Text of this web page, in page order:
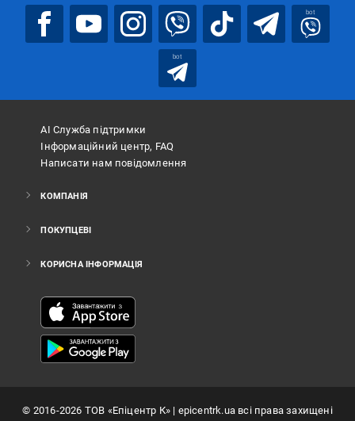
bot
bot
АІ Служба підтримки
Інформаційний центр, FAQ
Написати нам повідомлення
КОМПАНІЯ
ПОКУПЦЕВІ
КОРИСНА ІНФОРМАЦІЯ
© 2016-2026 ТОВ «Епіцентр К»| epicentrk.ua всі права захищені